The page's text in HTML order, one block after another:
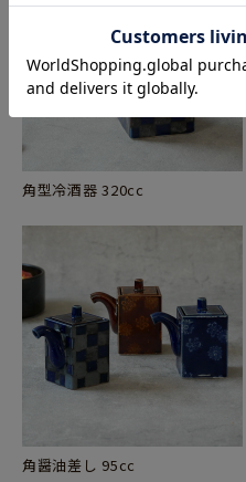
角型冷酒器 320cc
角醤油差し 95cc